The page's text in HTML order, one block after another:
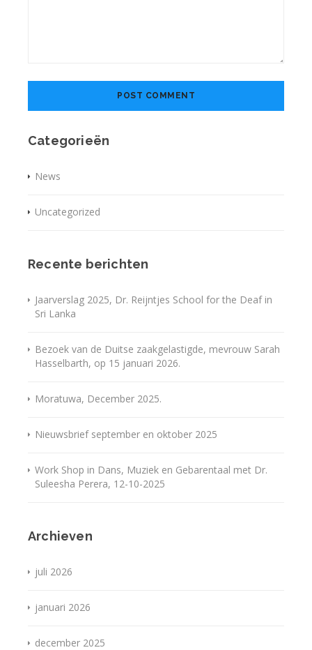
Categorieën
News
Uncategorized
Recente berichten
Jaarverslag 2025, Dr. Reijntjes School for the Deaf in
Sri Lanka
Bezoek van de Duitse zaakgelastigde, mevrouw Sarah
Hasselbarth, op 15 januari 2026.
Moratuwa, December 2025.
Nieuwsbrief september en oktober 2025
Work Shop in Dans, Muziek en Gebarentaal met Dr.
Suleesha Perera, 12-10-2025
Archieven
juli 2026
januari 2026
december 2025